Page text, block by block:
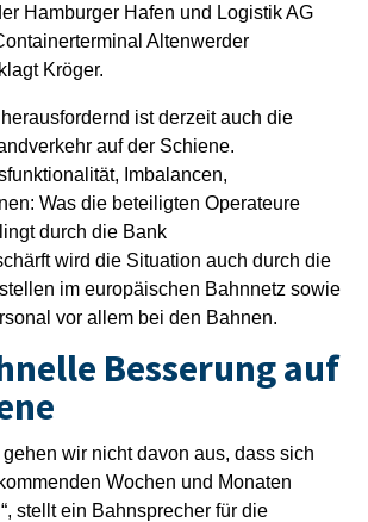
Hamburger Hafen und Logistik AG
Altenwerder
Kröger.
ist derzeit auch die
auf der Schiene.
Imbalancen,
Was die beteiligten Operateure
durch die Bank
wird die Situation auch durch die
im europäischen Bahnnetz sowie
vor allem bei den Bahnen.
Besserung auf
gehen wir nicht davon aus, dass sich
Wochen und Monaten
stellt ein Bahnsprecher für die